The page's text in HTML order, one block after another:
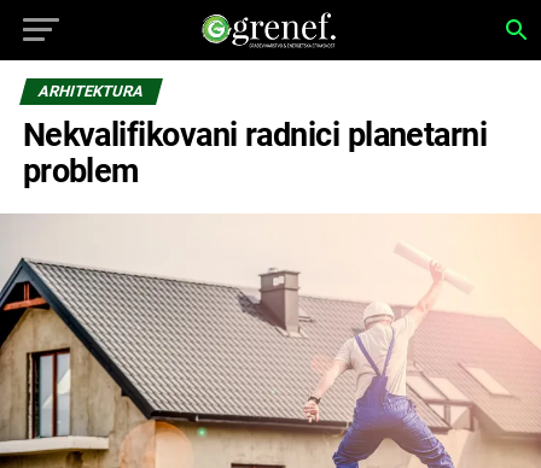
ARHITEKTURA
Nekvalifikovani radnici planetarni
problem